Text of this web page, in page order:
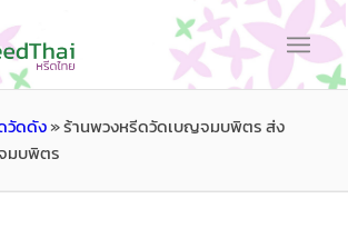
วัดดัง»ร้านพวงหรีดวัดเบญจมบพิตร ส่ง
มบพิตร